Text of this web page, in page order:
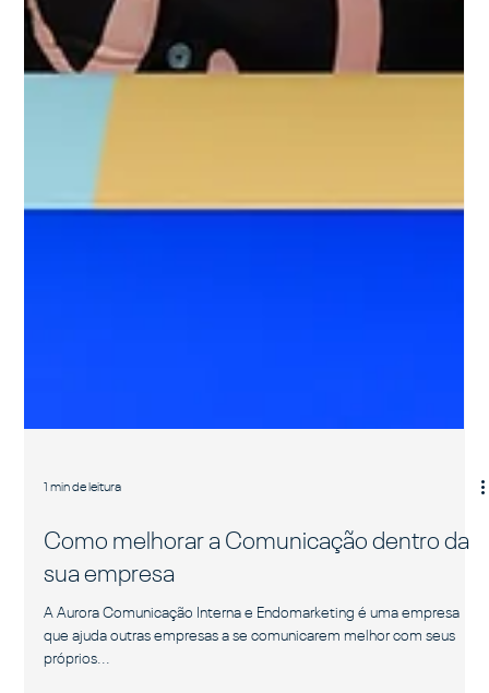
1 min de leitura
Como melhorar a Comunicação dentro da
sua empresa
A Aurora Comunicação Interna e Endomarketing é uma empresa